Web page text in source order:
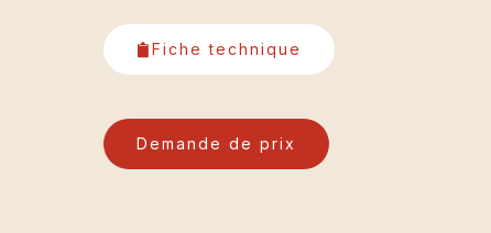
Fiche technique
Demande de prix